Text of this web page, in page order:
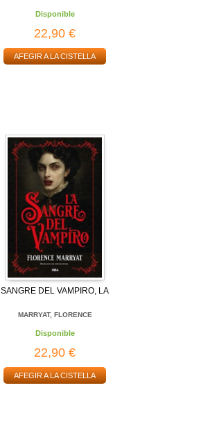
Disponible
22,90 €
AFEGIR A LA CISTELLA
SANGRE DEL VAMPIRO, LA
MARRYAT, FLORENCE
Disponible
22,90 €
AFEGIR A LA CISTELLA